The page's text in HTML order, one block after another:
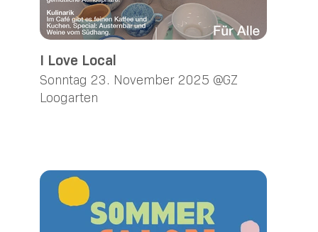
I Love Local
Sonntag 23. November 2025 @GZ
Loogarten